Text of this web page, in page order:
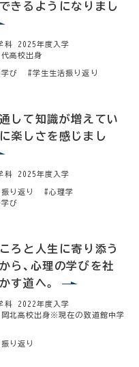
きるようになりまし
科 2025年度入学
高校出身
び #学生生活振り返り
して知識が増えてい
楽しさを感じまし
科 2025年度入学
り返り
#心理学
び
ろと人生に寄り添う
ら、心理の学びを社
す道へ。
科 2022年度入学
北高校出身※現在の致道館中学
り返り